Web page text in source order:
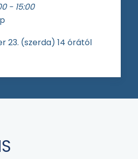
- 15:00
23. (szerda) 14 órától